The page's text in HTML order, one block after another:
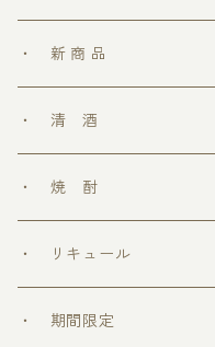
・ 新 商 品
・ 清 酒
勝鷹
・ 焼 酎
＞ めちゃうまシリーズ
・ リキュール
＞ ウフフの乳酸菌シリー
・ 期間限定